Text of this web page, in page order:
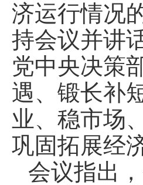
济运行情况
持会议并讲
党中央决策
遇、锻长补
业、稳市场
巩固拓展经
会议指出